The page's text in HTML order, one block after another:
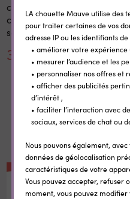
cm en bois réutilisable avec
craie prénom rentrée
scolaire
30,00 €
Dans la
LA chouette Mauve utilise des
pour traiter certaines de vos
adresse IP ou les identifiants
• améliorer votre
• mesurer l’audience et les
• personnaliser nos offres et
• afficher des publicités
d’intérêt ,
• faciliter l’interaction avec
sociaux, services de chat ou
Nous pouvons également,
données de géolocalisation
caractéristiques de votre
Vous pouvez accepter, refuser
moment, vous pouvez